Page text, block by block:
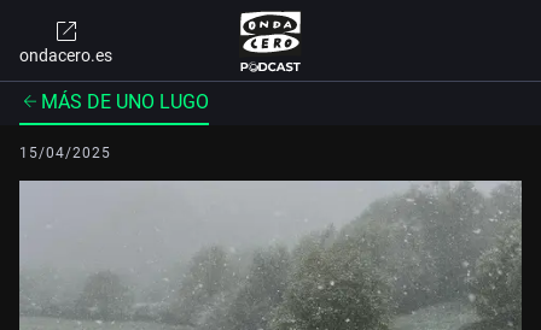
ondacero.es
MÁS DE UNO LUGO
15/04/2025